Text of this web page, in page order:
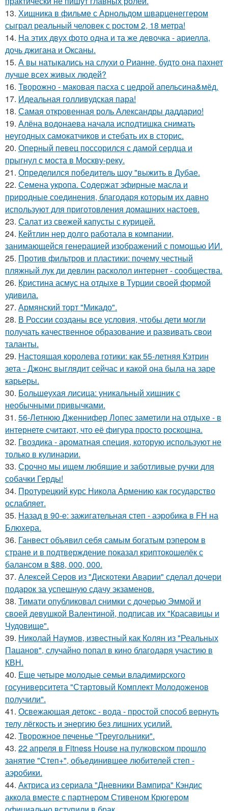
13. Хищника в фильме с Арнольдом шварценеггером
сыграл реальный человек с ростом 2, 18 метра!
14. На этих двух фото одна и та же девочка - ариелла,
дочь джигана и Оксаны.
15. А вы натыкались на слухи о Рианне, будто она пахнет
лучше всех живых людей?
16. Творожно - маковая пасха с цедрой апельсина&мёд.
17. Идеальная голливудская пара!
18. Самая откровенная роль Александры даддарио!
19. Алёна водонаева начала исподтишка снимать
неугодных самокатчиков и стебать их в сторис.
20. Оперный певец поссорился с дамой сердца и
прыгнул с моста в Москву-реку.
21. Определился победитель шоу "выжить в Дубае.
22. Семена укропа. Содержат эфирные масла и
природные соединения, благодаря которым их давно
используют для приготовления домашних настоев.
23. Салат из свежей капусты с курицей.
24. Кейтлин нер долго работала в компании,
занимающейся генерацией изображений с помощью ИИ.
25. Против фильтров и пластики: почему честный
пляжный лук ди девлин расколол интернет - сообщества.
26. Кристина асмус на отдыхе в Турции своей формой
удивила.
27. Армянский торт "Микадо".
28. В России созданы все условия, чтобы дети могли
получать качественное образование и развивать свои
таланты.
29. Настоящая королева готики: как 55-летняя Кэтрин
зета - Джонс выглядит сейчас и какой она была на заре
карьеры.
30. Большеухая лисица: уникальный хищник с
необычными привычками.
31. 56-Летнюю Дженнифер Лопес заметили на отдыхе - в
интернете считают, что её фигура просто роскошна.
32. Гвоздика - ароматная специя, которую используют не
только в кулинарии.
33. Срочно мы ищем любящие и заботливые ручки для
собачки Герды!
34. Протурецкий курс Никола Армению как государство
ослабляет.
35. Назад в 90-е: зажигательная степ - аэробика в FH на
Блюхера.
36. Ганвест объявил себя самым богатым рэпером в
стране и в подтверждение показал криптокошелёк с
балансом в $88, 000, 000.
37. Алексей Серов из "Дискотеки Аварии" сделал дочери
подарок за успешную сдачу экзаменов.
38. Тимати опубликовал снимки с дочерью Эммой и
своей девушкой Валентиной, подписав их "Красавицы и
Чудовище".
39. Николай Наумов, известный как Колян из "Реальных
Пацанов", случайно попал в кино благодаря участию в
КВН.
40. Еще четыре молодые семьи владимирского
госуниверситета "Стартовый Комплект Молодоженов
получили".
41. Освежающая детокс - вода - простой способ вернуть
телу лёгкость и энергию без лишних усилий.
42. Творожное печенье "Треугольники".
43. 22 апреля в Fitness House на пулковском прошло
занятие "Степ+", объединившее любителей степ -
аэробики.
44. Актриса из сериала "Дневники Вампира" Кэндис
аккола вместе с партнером Стивеном Крюгером